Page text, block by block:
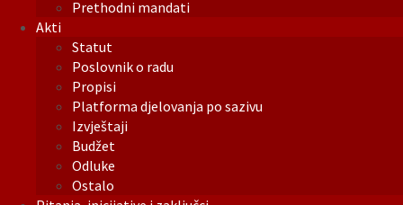
Prethodni mandati
Akti
Statut
Poslovnik o radu
Propisi
Platforma djelovanja po sazivu
Izvještaji
Budžet
Odluke
Ostalo